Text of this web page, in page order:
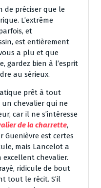
de préciser que le
L’extrême
et
est entièrement
a plu et que
gardez bien à l’esprit
au sérieux.
prêt à tout
un chevalier qui ne
car il ne s’intéresse
de la charrette,
Guenièvre est certes
mais Lancelot a
excellent chevalier.
ridicule de bout
tout le récit. S’il